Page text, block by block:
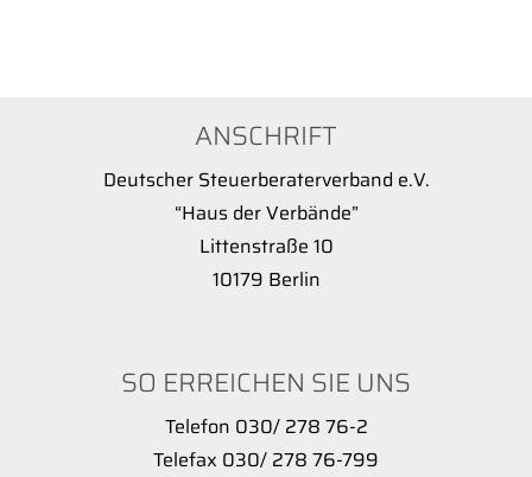
ANSCHRIFT
Deutscher Steuerberaterverband e.V.
“Haus der Verbände”
Littenstraße 10
10179 Berlin
SO ERREICHEN SIE UNS
Telefon 030/ 278 76-2
Telefax 030/ 278 76-799